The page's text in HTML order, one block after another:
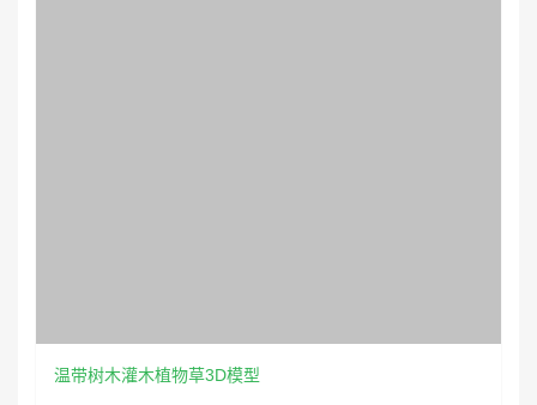
温带树木灌木植物草3D模型